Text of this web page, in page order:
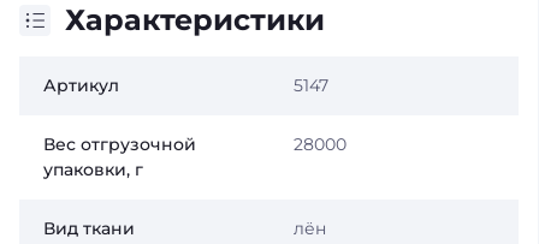
Характеристики
Артикул 5147
Вес отгрузочной
упаковки, г
28000
Вид ткани лён